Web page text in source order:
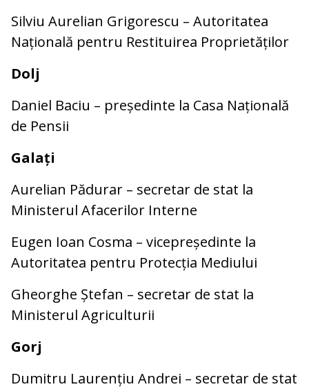
Silviu Aurelian Grigorescu – Autoritatea
Națională pentru Restituirea Proprietăților
Dolj
Daniel Baciu – președinte la Casa Națională
de Pensii
Galați
Aurelian Pădurar – secretar de stat la
Ministerul Afacerilor Interne
Eugen Ioan Cosma – vicepreședinte la
Autoritatea pentru Protecția Mediului
Gheorghe Ștefan – secretar de stat la
Ministerul Agriculturii
Gorj
Dumitru Laurențiu Andrei – secretar de stat